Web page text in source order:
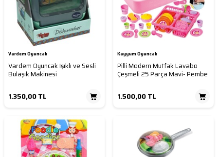
Vardem Oyuncak
Vardem Oyuncak Işıklı ve Sesli
Bulaşık Makinesi
1.350,00TL
Kayyum Oyuncak
Pilli Modern Mutfak Lavabo
Çeşmeli 25 Parça Mavi- Pembe
1.500,00TL